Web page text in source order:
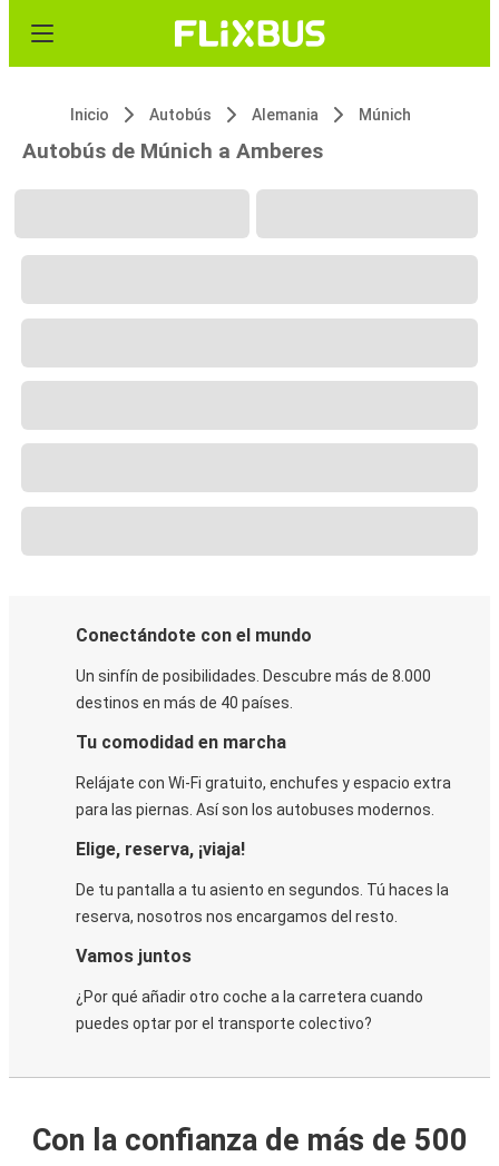
Inicio Autobús Alemania Múnich
Autobús de Múnich a Amberes
Conectándote con el mundo
Un sinfín de posibilidades. Descubre más de 8.000
destinos en más de 40 países.
Tu comodidad en marcha
Relájate con Wi-Fi gratuito, enchufes y espacio extra
para las piernas. Así son los autobuses modernos.
Elige, reserva, ¡viaja!
De tu pantalla a tu asiento en segundos. Tú haces la
reserva, nosotros nos encargamos del resto.
Vamos juntos
¿Por qué añadir otro coche a la carretera cuando
puedes optar por el transporte colectivo?
Con la confianza de más de 500